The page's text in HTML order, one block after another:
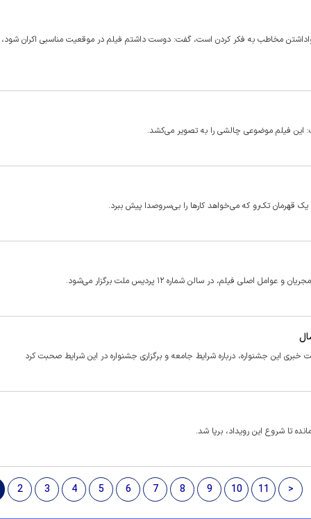
واداشتن مخاطب به فکر کردن است، گفت: دوست داشتم فیلم در موقعیت مناسبی اکران شود،
این فیلم موضوعی چالشی را به تصویر می‌کشد.
یک قهرمان تک‌رو که می‌خواهد کار‌ها را بی‌سروصدا پیش ببرد.
در سالن شماره ۱۲ پردیس ملت برگزار می‌شود.
این جشنواره، درباره شرایط جامعه و برگزاری جشنواره در این شرایط صحبت کرد
تا شروع این رویداد، برپا شد.
2 3 4 5 6 7 8 9 10 11 >